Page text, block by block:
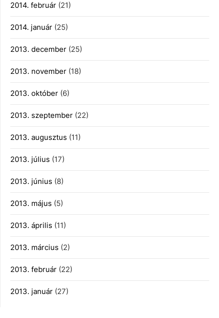
2014. február (21)
2014. január (25)
2013. december (25)
2013. november (18)
2013. október (6)
2013. szeptember (22)
2013. augusztus (11)
2013. július (17)
2013. június (8)
2013. május (5)
2013. április (11)
2013. március (2)
2013. február (22)
2013. január (27)